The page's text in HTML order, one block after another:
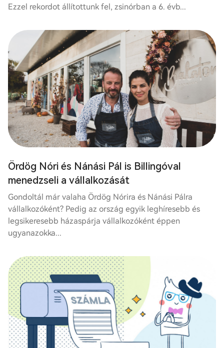
Ezzel rekordot állítottunk fel, zsinórban a 6. évb...
Ördög Nóri és Nánási Pál is Billingóval
menedzseli a vállalkozását
Gondoltál már valaha Ördög Nórira és Nánási Pálra
vállalkozóként? Pedig az ország egyik leghíresebb és
legsikeresebb házaspárja vállalkozóként éppen
ugyanazokka...